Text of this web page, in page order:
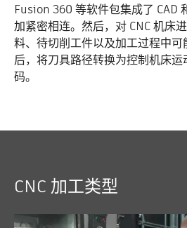
Fusion 360 等软件包集成了 CAD
加紧密相连。然后，对 CNC 机床
料、待切削工件以及加工过程中
后，将刀具路径转换为控制机床
码。
CNC 加工类型